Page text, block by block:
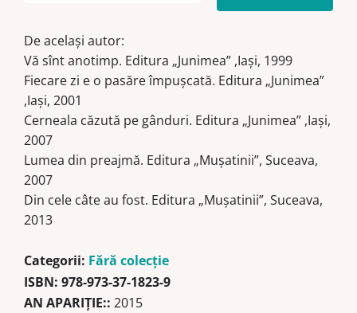
insomnii
De același autor:
Vă sînt anotimp. Editura „Junimea” ,Iași, 1999
Fiecare zi e o pasăre împușcată. Editura „Junimea”
,Iași, 2001
Cerneala căzută pe gânduri. Editura „Junimea” ,Iași,
2007
Lumea din preajmă. Editura „Mușatinii”, Suceava,
2007
Din cele câte au fost. Editura „Mușatinii”, Suceava,
2013
Categorii: Fără colecție
ISBN: 978-973-37-1823-9
AN APARIŢIE:: 2015